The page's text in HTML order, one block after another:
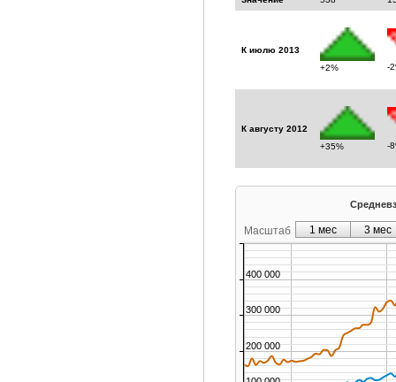
К июлю 2013
+2%
-
К августу 2012
+35%
-
Масштаб
200 000
300 000
400 000
1 мес 3 мес